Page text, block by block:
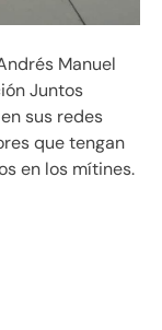
Manuel
Juntos
sus redes
que tengan
en los mítines.